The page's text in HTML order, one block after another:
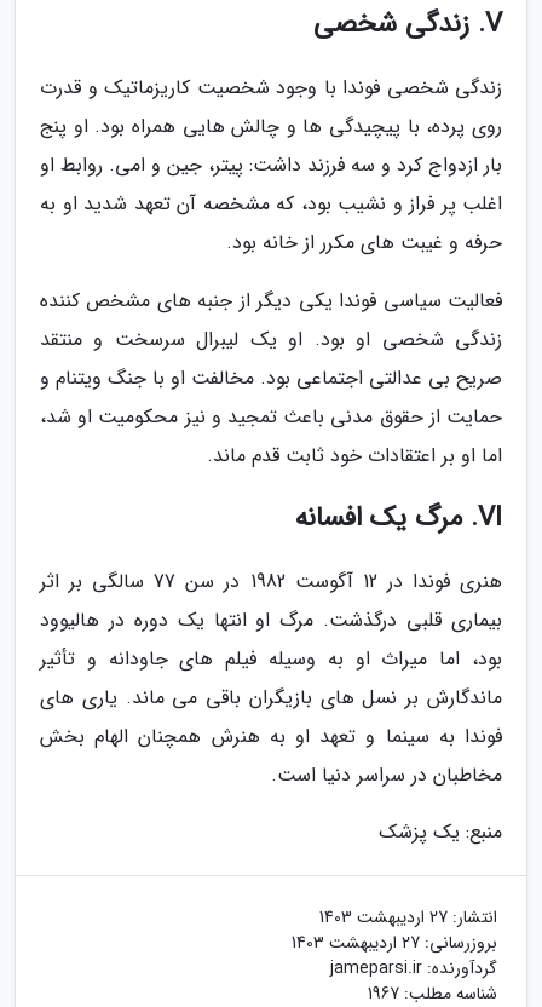
V. زندگی شخصی
زندگی شخصی فوندا با وجود شخصیت کاریزماتیک و قدرت
روی پرده، با پیچیدگی ها و چالش هایی همراه بود. او پنج
بار ازدواج کرد و سه فرزند داشت: پیتر، جین و امی. روابط او
اغلب پر فراز و نشیب بود، که مشخصه آن تعهد شدید او به
حرفه و غیبت های مکرر از خانه بود.
فعالیت سیاسی فوندا یکی دیگر از جنبه های مشخص کننده
زندگی شخصی او بود. او یک لیبرال سرسخت و منتقد
صریح بی عدالتی اجتماعی بود. مخالفت او با جنگ ویتنام و
حمایت از حقوق مدنی باعث تمجید و نیز محکومیت او شد،
اما او بر اعتقادات خود ثابت قدم ماند.
VI. مرگ یک افسانه
هنری فوندا در 12 آگوست 1982 در سن 77 سالگی بر اثر
بیماری قلبی درگذشت. مرگ او انتها یک دوره در هالیوود
بود، اما میراث او به وسیله فیلم های جاودانه و تأثیر
ماندگارش بر نسل های بازیگران باقی می ماند. یاری های
فوندا به سینما و تعهد او به هنرش همچنان الهام بخش
مخاطبان در سراسر دنیا است.
منبع: یک پزشک
انتشار: 27 اردیبهشت 1403
بروزرسانی: 27 اردیبهشت 1403
گردآورنده: jameparsi.ir
شناسه مطلب: 1967